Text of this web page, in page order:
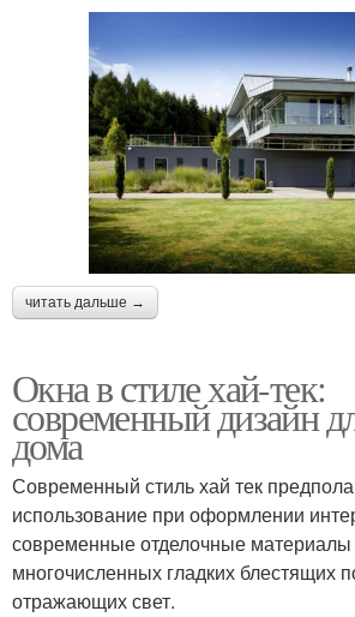
читать дальше →
Окна в стиле хай-тек:
современный дизайн
дома
Современный стиль хай тек
использование при оформлении
современные отделочные материалы
многочисленных гладких блестящих
отражающих свет.